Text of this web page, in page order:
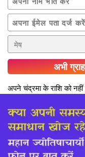
अभी
अपने चंद्रमा के राशि को